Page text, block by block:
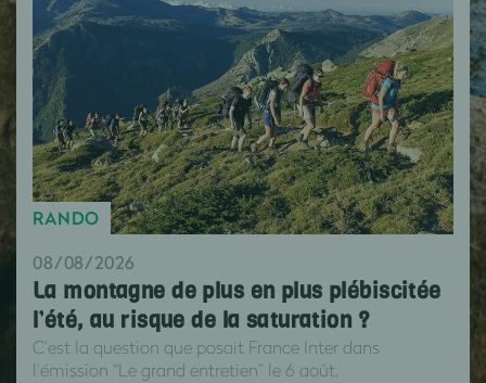
RANDO
08/08/2026
La montagne de plus en plus plébiscitée
l’été, au risque de la saturation ?
C’est la question que posait France Inter dans
l’émission “Le grand entretien” le 6 août.